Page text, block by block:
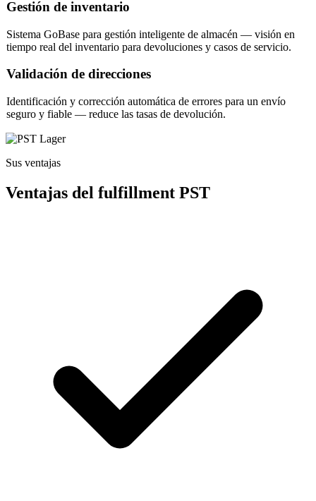
Gestión de inventario
Sistema GoBase para gestión inteligente de almacén — visión en
tiempo real del inventario para devoluciones y casos de servicio.
Validación de direcciones
Identificación y corrección automática de errores para un envío
seguro y fiable — reduce las tasas de devolución.
Sus ventajas
Ventajas del fulfillment PST